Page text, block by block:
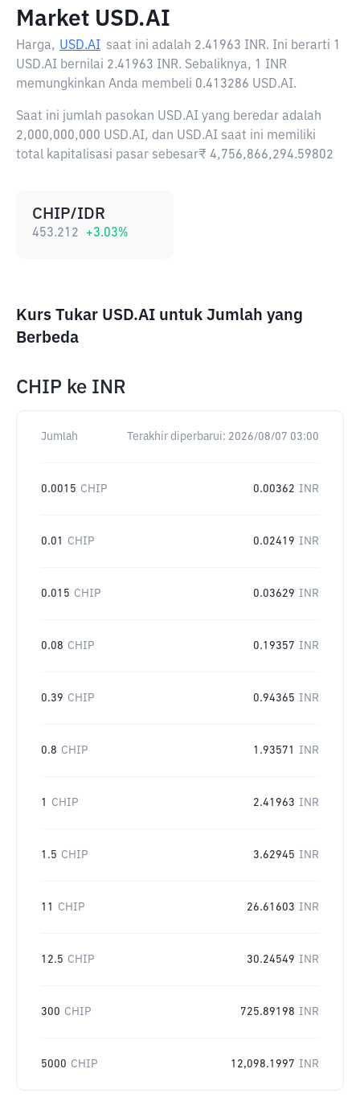
Market USD.AI
Harga, USD.AI saat ini adalah 2.41963 INR. Ini berarti 1
USD.AI bernilai 2.41963 INR. Sebaliknya, 1 INR
memungkinkan Anda membeli 0.413286 USD.AI.
Saat ini jumlah pasokan USD.AI yang beredar adalah
2,000,000,000 USD.AI, dan USD.AI saat ini memiliki
total kapitalisasi pasar sebesar₹ 4,756,866,294.59802
CHIP/IDR
453.212 +3.03%
Kurs Tukar USD.AI untuk Jumlah yang
Berbeda
CHIP ke INR
Jumlah Terakhir diperbarui: 2026/08/07 03:00
0.0015 CHIP 0.00362 INR
0.01 CHIP 0.02419 INR
0.015 CHIP 0.03629 INR
0.08 CHIP 0.19357 INR
0.39 CHIP 0.94365 INR
0.8 CHIP 1.93571 INR
1 CHIP 2.41963 INR
1.5 CHIP 3.62945 INR
11 CHIP 26.61603 INR
12.5 CHIP 30.24549 INR
300 CHIP 725.89198 INR
5000 CHIP 12,098.1997 INR